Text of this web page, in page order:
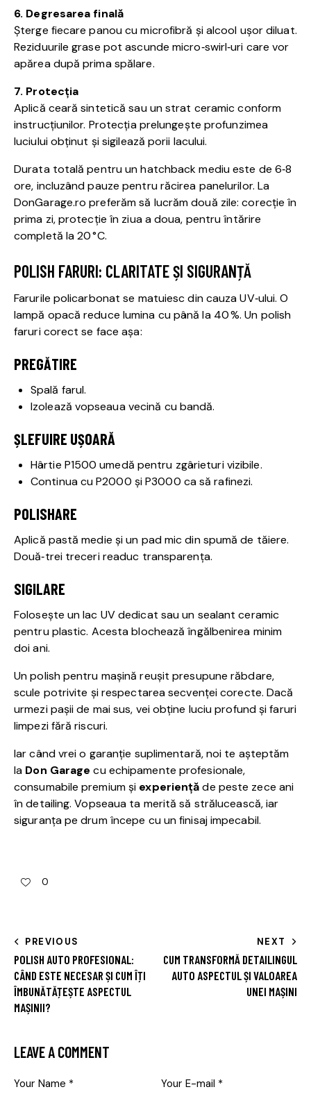
6. Degresarea finală
Șterge fiecare panou cu microfibră și alcool ușor diluat.
Reziduurile grase pot ascunde micro‑swirl‑uri care vor
apărea după prima spălare.
7. Protecția
Aplică ceară sintetică sau un strat ceramic conform
instrucțiunilor. Protecția prelungește profunzimea
luciului obținut și sigilează porii lacului.
Durata totală pentru un hatchback mediu este de 6‑8
ore, incluzând pauze pentru răcirea panelurilor. La
DonGarage.ro preferăm să lucrăm două zile: corecție în
prima zi, protecție în ziua a doua, pentru întărire
completă la 20 °C.
POLISH FARURI: CLARITATE ȘI SIGURANȚĂ
Farurile policarbonat se matuiesc din cauza UV‑ului. O
lampă opacă reduce lumina cu până la 40 %. Un polish
faruri corect se face așa:
PREGĂTIRE
Spală farul.
Izolează vopseaua vecină cu bandă.
ȘLEFUIRE UȘOARĂ
Hârtie P1500 umedă pentru zgârieturi vizibile.
Continua cu P2000 și P3000 ca să rafinezi.
POLISHARE
Aplică pastă medie și un pad mic din spumă de tăiere.
Două‑trei treceri readuc transparența.
SIGILARE
Folosește un lac UV dedicat sau un sealant ceramic
pentru plastic. Acesta blochează îngălbenirea minim
doi ani.
Un polish pentru mașină reușit presupune răbdare,
scule potrivite și respectarea secvenței corecte. Dacă
urmezi pașii de mai sus, vei obține luciu profund și faruri
limpezi fără riscuri.
Iar când vrei o garanție suplimentară, noi te așteptăm
la Don Garage cu echipamente profesionale,
consumabile premium și experiențăde peste zece ani
în detailing. Vopseaua ta merită să strălucească, iar
siguranța pe drum începe cu un finisaj impecabil.
0
PREVIOUS
POLISH AUTO PROFESIONAL:
CÂND ESTE NECESAR ȘI CUM ÎȚI
ÎMBUNĂTĂȚEȘTE ASPECTUL
MAȘINII?
NEXT
CUM TRANSFORMĂ DETAILINGUL
AUTO ASPECTUL ȘI VALOAREA
UNEI MAȘINI
LEAVE A COMMENT